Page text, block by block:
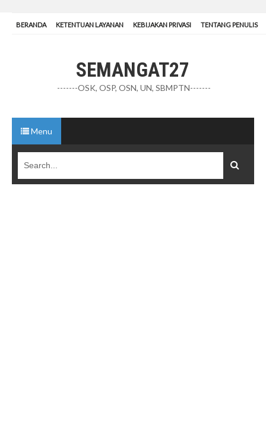
BERANDA KETENTUAN LAYANAN KEBIJAKAN PRIVASI TENTANG PENULIS
SEMANGAT27
-------OSK, OSP, OSN, UN, SBMPTN-------
Menu